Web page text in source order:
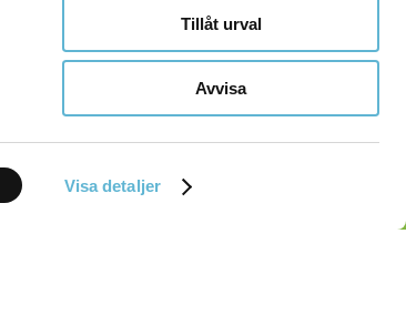
Visa detaljer
Tillåt urval
Avvisa